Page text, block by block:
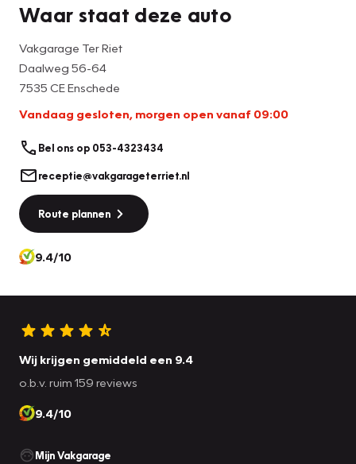
Waar staat deze auto
Vakgarage Ter Riet
Daalweg 56-64
7535 CE Enschede
Vandaag gesloten, morgen open vanaf 09:00
Bel ons op 053-4323434
receptie@vakgarageterriet.nl
Route plannen
9.4/10
Wij krijgen gemiddeld een 9.4
o.b.v. ruim 159 reviews
9.4/10
Mijn Vakgarage